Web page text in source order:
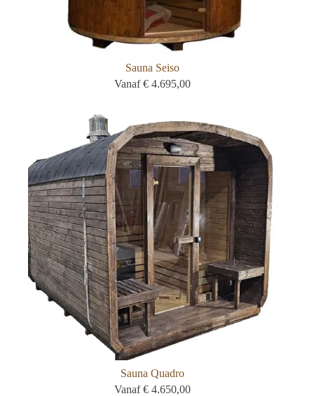
Sauna Seiso
Vanaf €4.695,00
Sauna Quadro
Vanaf €4.650,00